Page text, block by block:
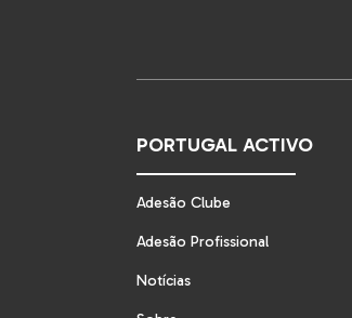
PORTUGAL ACTIVO
Adesão Clube
Adesão Profissional
Notícias